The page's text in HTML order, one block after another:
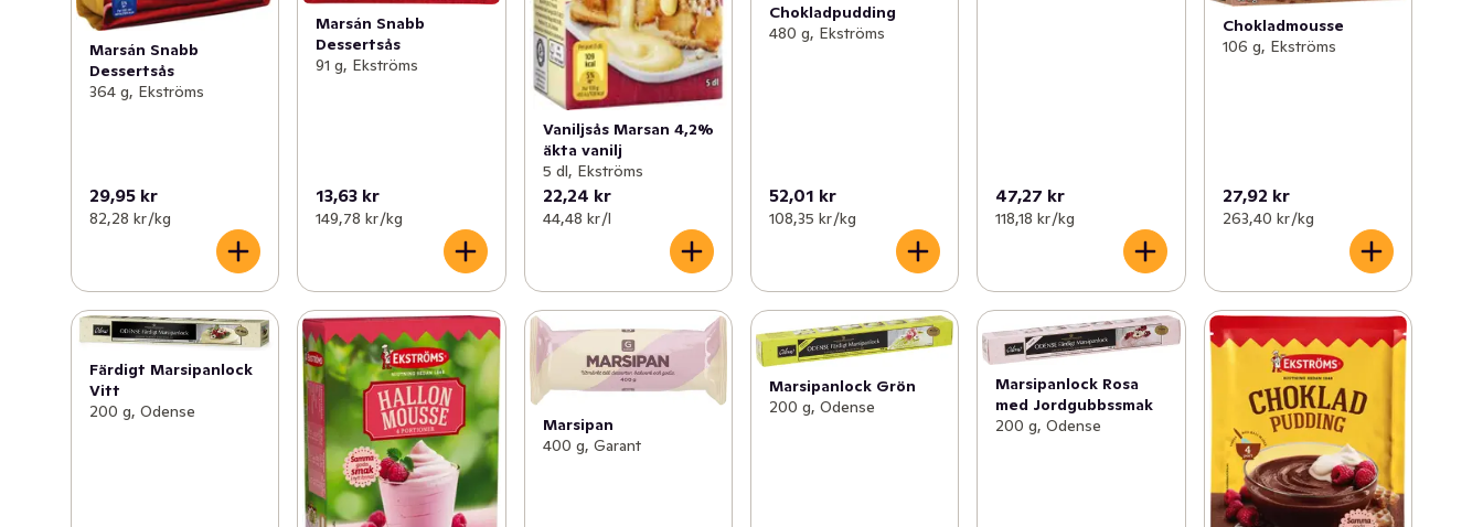
Marsán Snabb
Dessertsås
364 g, Ekströms
29,95 kr
82,28 kr /kg
Marsán Snabb
Dessertsås
91 g, Ekströms
13,63 kr
149,78 kr /kg
Vaniljsås Marsan 4,2%
äkta vanilj
5 dl, Ekströms
22,24 kr
44,48 kr /l
Chokladpudding
480 g, Ekströms
52,01 kr
108,35 kr /kg
47,27 kr
118,18 kr /kg
Chokladmousse
106 g, Ekströms
27,92 kr
263,40 kr /kg
Färdigt Marsipanlock
Vitt
200 g, Odense
Marsipan
400 g, Garant
Marsipanlock Grön
200 g, Odense
Marsipanlock Rosa
med Jordgubbssmak
200 g, Odense